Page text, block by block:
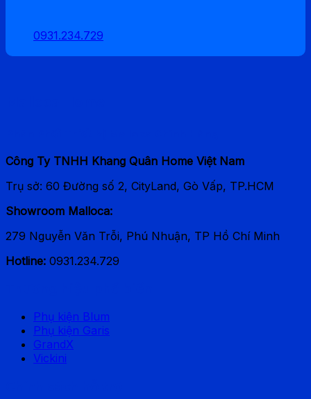
0931.234.729
Công Ty TNHH Khang Quân Home Việt Nam
Trụ sở: 60 Đường số 2, CityLand, Gò Vấp, TP.HCM
Showroom Malloca:
279 Nguyễn Văn Trỗi, Phú Nhuận, TP Hồ Chí Minh
Hotline: 0931.234.729
Phụ kiện Blum
Phụ kiện Garis
GrandX
Vickini